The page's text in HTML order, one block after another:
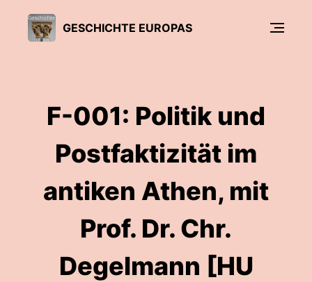
GESCHICHTE EUROPAS
F-001: Politik und
Postfaktizität im
antiken Athen, mit
Prof. Dr. Chr.
Degelmann [HU